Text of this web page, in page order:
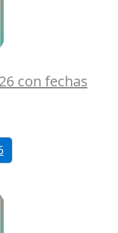
con fechas